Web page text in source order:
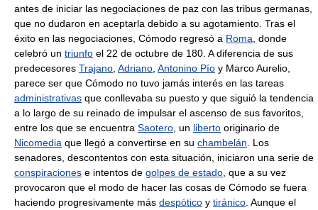
antes de iniciar las negociaciones de paz con las tribus germanas,
que no dudaron en aceptarla debido a su agotamiento. Tras el
éxito en las negociaciones, Cómodo regresó a Roma , donde
celebró un triunfo el 22 de octubre de 180. A diferencia de sus
predecesores Trajano Adriano Antonino Pío y Marco Aurelio,
parece ser que Cómodo no tuvo jamás interés en las tareas
administrativas que conllevaba su puesto y que siguió la tendencia
a lo largo de su reinado de impulsar el ascenso de sus favoritos,
entre los que se encuentra Saotero , un liberto originario de
Nicomedia que llegó a convertirse en su chambelán . Los
senadores, descontentos con esta situación, iniciaron una serie de
conspiraciones e intentos de golpes de estado , que a su vez
provocaron que el modo de hacer las cosas de Cómodo se fuera
haciendo progresivamente más despótico y tiránico . Aunque el